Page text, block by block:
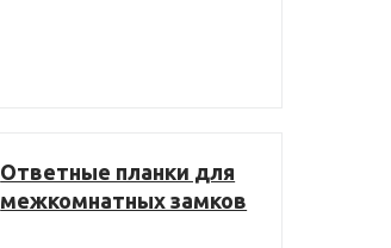
Ответные планки для
межкомнатных замков